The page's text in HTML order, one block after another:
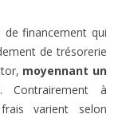
de financement qui
de trésorerie
moyennant un
. Contrairement à
varient selon